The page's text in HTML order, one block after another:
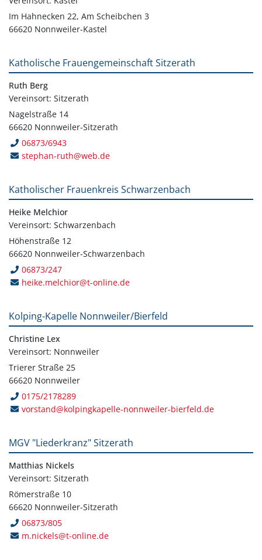
Im Hahnecken 22, Am Scheibchen 3
66620 Nonnweiler-Kastel
Katholische Frauengemeinschaft Sitzerath
Ruth Berg
Vereinsort: Sitzerath
Nagelstraße 14
66620 Nonnweiler-Sitzerath
06873/6943
stephan-ruth@web.de
Katholischer Frauenkreis Schwarzenbach
Heike Melchior
Vereinsort: Schwarzenbach
Höhenstraße 12
66620 Nonnweiler-Schwarzenbach
06873/247
heike.melchior@t-online.de
Kolping-Kapelle Nonnweiler/Bierfeld
Christine Lex
Vereinsort: Nonnweiler
Trierer Straße 25
66620 Nonnweiler
0175/2178289
vorstand@kolpingkapelle-nonnweiler-bierfeld.de
MGV "Liederkranz" Sitzerath
Matthias Nickels
Vereinsort: Sitzerath
Römerstraße 10
66620 Nonnweiler-Sitzerath
06873/805
m.nickels@t-online.de